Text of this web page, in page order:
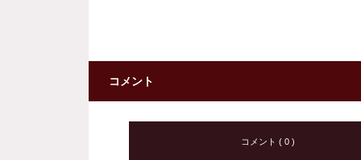
コメント
コメント ( 0 )